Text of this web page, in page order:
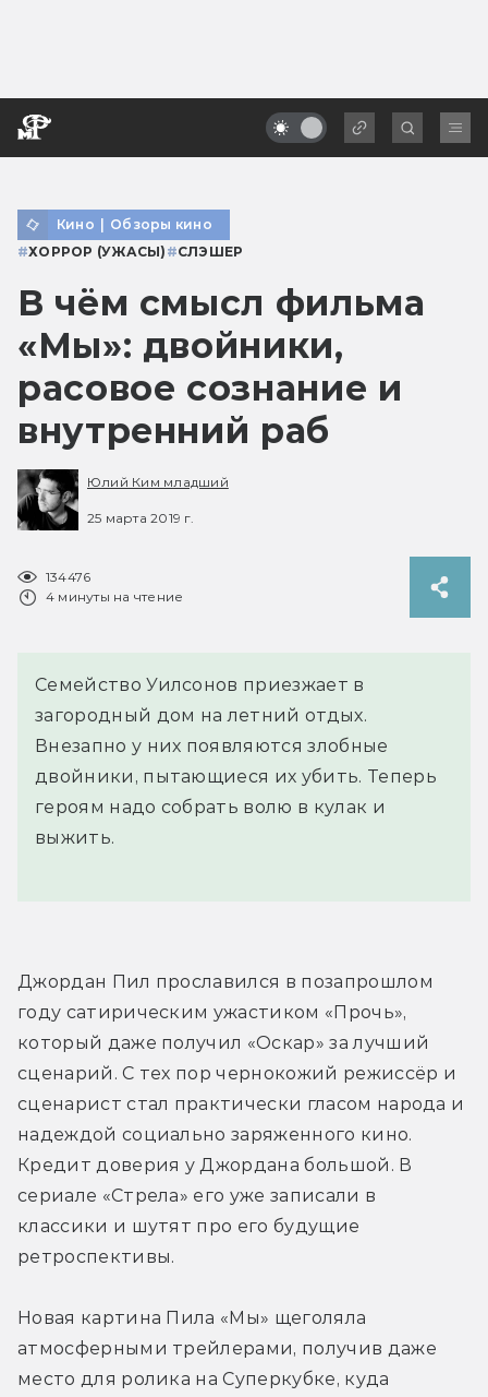
Кино | Обзоры кино
#ХОРРОР (УЖАСЫ) #СЛЭШЕР
В чём смысл фильма
«Мы»: двойники,
расовое сознание и
внутренний раб
Юлий Ким младший
25 марта 2019 г.
134476
4 минуты на чтение
Семейство Уилсонов приезжает в
загородный дом на летний отдых.
Внезапно у них появляются злобные
двойники, пытающиеся их убить. Теперь
героям надо собрать волю в кулак и
выжить.
Джордан Пил прославился в позапрошлом
году сатирическим ужастиком «Прочь»,
который даже получил «Оскар» за лучший
сценарий. С тех пор чернокожий режиссёр и
сценарист стал практически гласом народа и
надеждой социально заряженного кино.
Кредит доверия у Джордана большой. В
сериале «Стрела» его уже записали в
классики и шутят про его будущие
ретроспективы.
Новая картина Пила «Мы» щеголяла
атмосферными трейлерами, получив даже
место для ролика на Суперкубке, куда